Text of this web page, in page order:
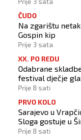
ČUDO
Na zgarištu
Gospin kip
Prije 3 sata
XX. PO REDU
Odabrane
festival dječje
Prije 8 sati
PRVO KOLO
Sarajevo u
Sloga gostuje u
Prije 8 sati